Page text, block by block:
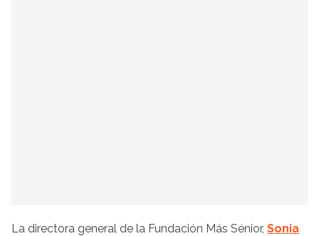
La directora general de la Fundación Más Sénior, Sonia